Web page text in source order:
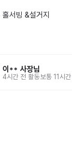
서빙 &설거지
이** 사장님
4시간 전 활동보통 11시